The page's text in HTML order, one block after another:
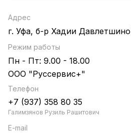
Адрес
г. Уфа, б-р Хадии
Режим работы
Пн - Пт: 9.00 - 18.00
ООО "Руссервис+"
Телефон
+7 (937) 358 80 35
Галимзянов Рузиль Рашитович
E-mail